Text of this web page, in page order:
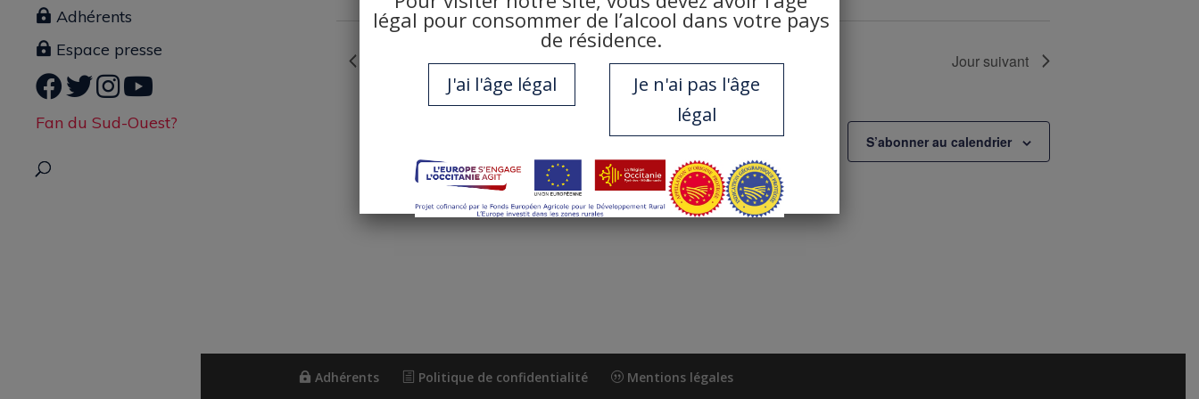
Adhérents
Espace presse
Fan du Sud-Ouest?
Jour précédent Jour suivant
S’abonner au calendrier
Adhérents Politique de confidentialité Mentions légales
légal pour consommer de l’alcool dans votre pays
de résidence.
J'ai l'âge légal
Je n'ai pas l'âge
légal